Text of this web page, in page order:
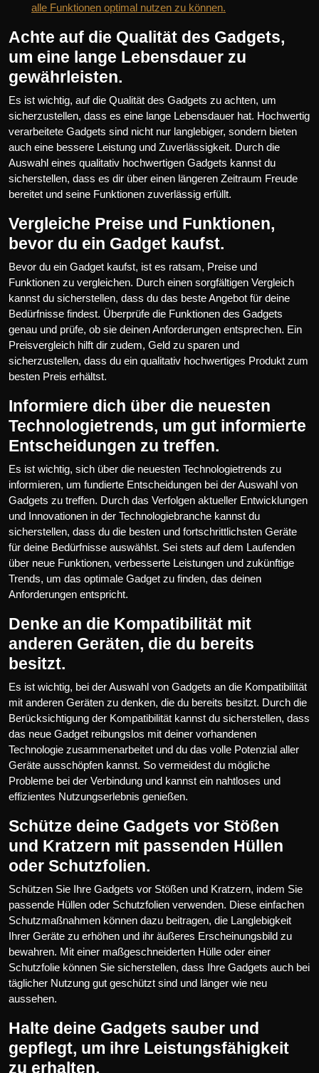
alle Funktionen optimal nutzen zu können.
Achte auf die Qualität des Gadgets,
um eine lange Lebensdauer zu
gewährleisten.
Es ist wichtig, auf die Qualität des Gadgets zu achten, um
sicherzustellen, dass es eine lange Lebensdauer hat. Hochwertig
verarbeitete Gadgets sind nicht nur langlebiger, sondern bieten
auch eine bessere Leistung und Zuverlässigkeit. Durch die
Auswahl eines qualitativ hochwertigen Gadgets kannst du
sicherstellen, dass es dir über einen längeren Zeitraum Freude
bereitet und seine Funktionen zuverlässig erfüllt.
Vergleiche Preise und Funktionen,
bevor du ein Gadget kaufst.
Bevor du ein Gadget kaufst, ist es ratsam, Preise und
Funktionen zu vergleichen. Durch einen sorgfältigen Vergleich
kannst du sicherstellen, dass du das beste Angebot für deine
Bedürfnisse findest. Überprüfe die Funktionen des Gadgets
genau und prüfe, ob sie deinen Anforderungen entsprechen. Ein
Preisvergleich hilft dir zudem, Geld zu sparen und
sicherzustellen, dass du ein qualitativ hochwertiges Produkt zum
besten Preis erhältst.
Informiere dich über die neuesten
Technologietrends, um gut informierte
Entscheidungen zu treffen.
Es ist wichtig, sich über die neuesten Technologietrends zu
informieren, um fundierte Entscheidungen bei der Auswahl von
Gadgets zu treffen. Durch das Verfolgen aktueller Entwicklungen
und Innovationen in der Technologiebranche kannst du
sicherstellen, dass du die besten und fortschrittlichsten Geräte
für deine Bedürfnisse auswählst. Sei stets auf dem Laufenden
über neue Funktionen, verbesserte Leistungen und zukünftige
Trends, um das optimale Gadget zu finden, das deinen
Anforderungen entspricht.
Denke an die Kompatibilität mit
anderen Geräten, die du bereits
besitzt.
Es ist wichtig, bei der Auswahl von Gadgets an die Kompatibilität
mit anderen Geräten zu denken, die du bereits besitzt. Durch die
Berücksichtigung der Kompatibilität kannst du sicherstellen, dass
das neue Gadget reibungslos mit deiner vorhandenen
Technologie zusammenarbeitet und du das volle Potenzial aller
Geräte ausschöpfen kannst. So vermeidest du mögliche
Probleme bei der Verbindung und kannst ein nahtloses und
effizientes Nutzungserlebnis genießen.
Schütze deine Gadgets vor Stößen
und Kratzern mit passenden Hüllen
oder Schutzfolien.
Schützen Sie Ihre Gadgets vor Stößen und Kratzern, indem Sie
passende Hüllen oder Schutzfolien verwenden. Diese einfachen
Schutzmaßnahmen können dazu beitragen, die Langlebigkeit
Ihrer Geräte zu erhöhen und ihr äußeres Erscheinungsbild zu
bewahren. Mit einer maßgeschneiderten Hülle oder einer
Schutzfolie können Sie sicherstellen, dass Ihre Gadgets auch bei
täglicher Nutzung gut geschützt sind und länger wie neu
aussehen.
Halte deine Gadgets sauber und
gepflegt, um ihre Leistungsfähigkeit
zu erhalten.